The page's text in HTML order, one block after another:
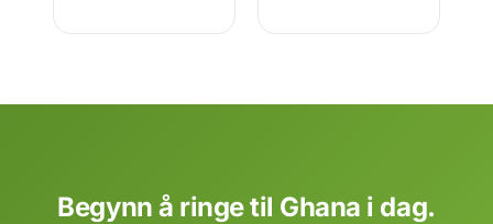
Begynn å ringe til Ghana i dag.